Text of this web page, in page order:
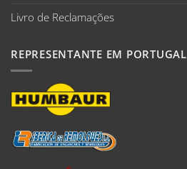
Livro de Reclamações
REPRESENTANTE EM PORTUGAL